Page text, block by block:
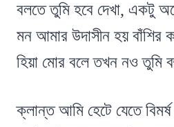
বলতে তুমি হবে দেখা, একটু
মন আমার উদাসীন হয় বাঁশির
হিয়া মোর বলে তখন নও তুমি
ক্লান্ত আমি হেটে যেতে